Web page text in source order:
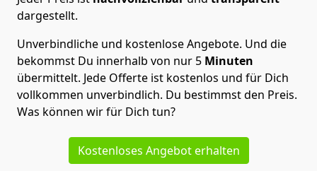
dargestellt.
Unverbindliche und kostenlose Angebote. Und die
bekommst Du innerhalb von nur 5 Minuten
übermittelt. Jede Offerte ist kostenlos und für Dich
vollkommen unverbindlich. Du bestimmst den Preis.
Was können wir für Dich tun?
Kostenloses Angebot erhalten